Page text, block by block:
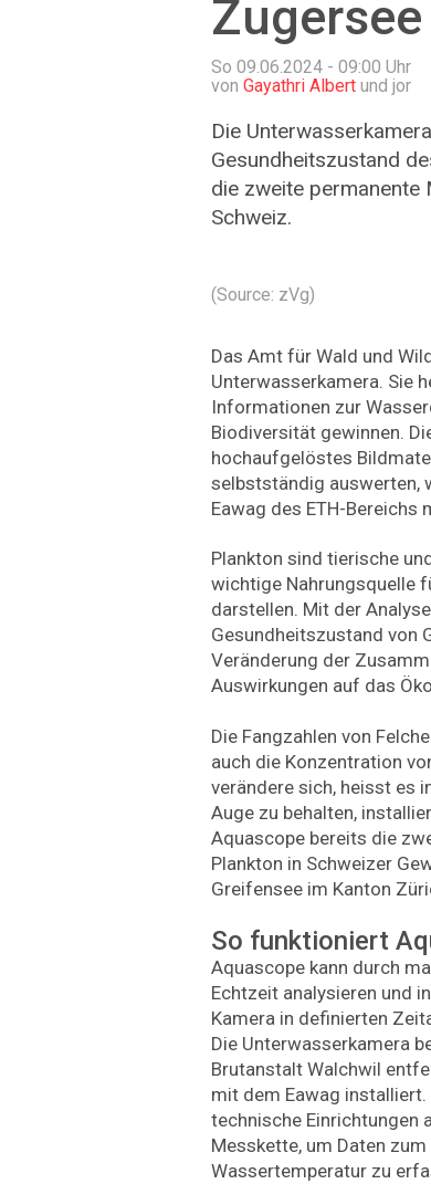
Zugersee
So 09.06.2024 - 09:00 Uhr
von Gayathri Albert und jor
Die
Gesundheitszustand
die zweite
Schweiz.
(Source: zVg)
Das Amt für Wald und
Unterwasserkamera. Sie
Informationen zur
Biodiversität gewinnen.
hochaufgelöstes
selbstständig auswerten,
Eawag des ETH-Bereichs
Plankton sind tierische
wichtige Nahrungsquelle
darstellen. Mit der
Gesundheitszustand von
Veränderung der
Auswirkungen auf das
Die Fangzahlen von
auch die Konzentration
verändere sich, heisst es
Auge zu behalten,
Aquascope bereits die
Plankton in Schweizer
Greifensee im Kanton
So funktioniert
Aquascope kann durch
Echtzeit analysieren und
Kamera in definierten
Die Unterwasserkamera
Brutanstalt Walchwil
mit dem Eawag
technische Einrichtungen
Messkette, um Daten
Wassertemperatur zu